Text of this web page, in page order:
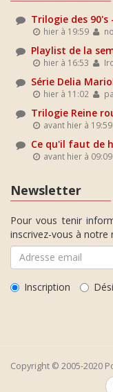
Trilogie des 90's
hier à 19:59
Playlist de la
hier à 16:53
Série Delia
hier à 11:02
Trilogie Reine
avant hier à 19:59
Ce qu'il faut de
avant hier à 09:09
Newsletter
Pour vous tenir
inscrivez-vous à notre
Inscription
Copyright © 2005-2020